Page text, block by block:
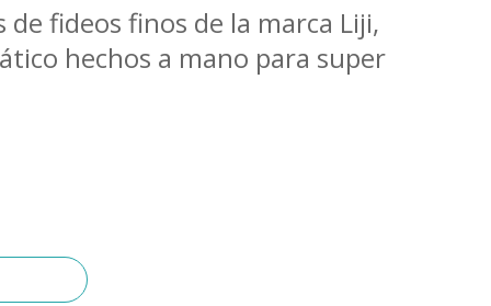
de fideos finos de la marca Liji,
hechos a mano para super